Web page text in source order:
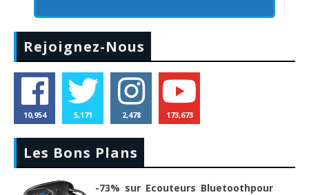
Rejoignez-Nous
10,954 5,171 2,478 173,673
Les Bons Plans
-73% sur Ecouteurs Bluetoothpour